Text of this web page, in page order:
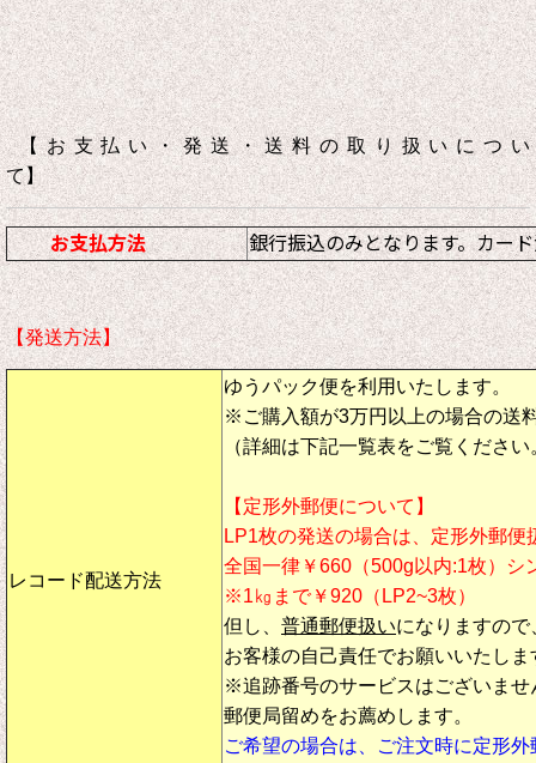
【お支払い・発送・送料の取り扱いについ
て】
お支払方法 銀行振込のみとなります。カー
【発送方法】
レコード配送方法
ゆうパック便を利用いたします。
※ご購入額が3万円以上の場合の送
（詳細は下記一覧表をご覧ください
【定形外郵便について】
LP1枚の発送の場合は、定形外郵便
全国一律￥660（500g以内:1枚）シ
※1㎏まで￥920（LP2~3枚）
但し、 普通郵便扱いになりますの
お客様の自己責任でお願いいたしま
※追跡番号のサービスはございませ
郵便局留めをお薦めします。
ご希望の場合は、ご注文時に定形